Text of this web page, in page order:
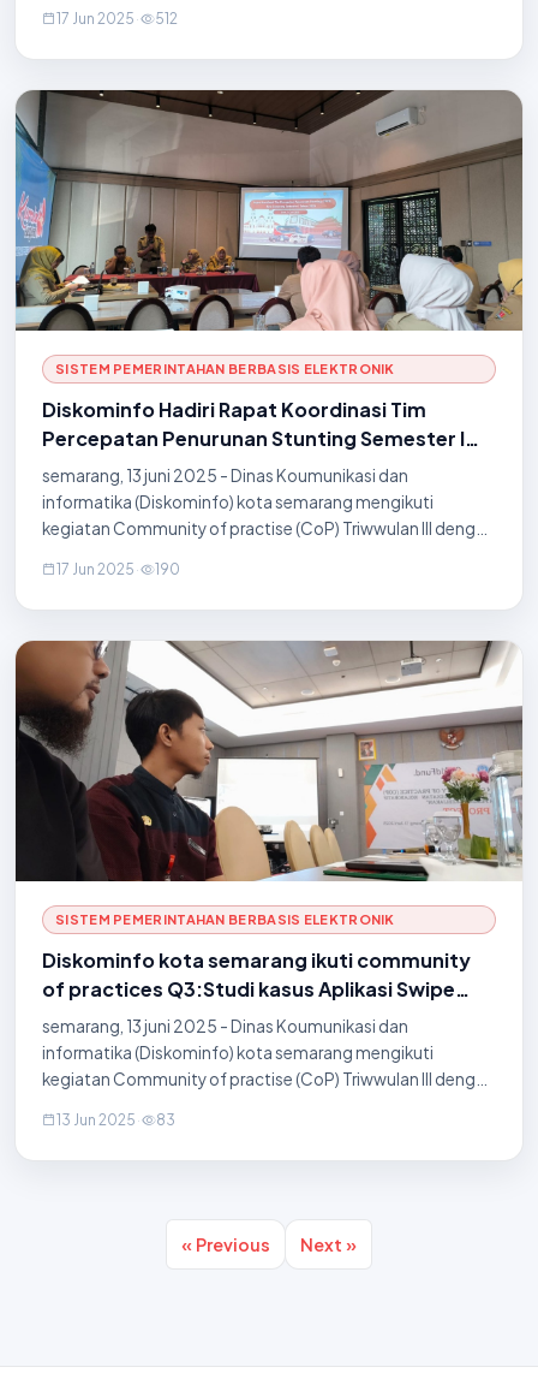
17 Jun 2025 · 512
SISTEM PEMERINTAHAN BERBASIS ELEKTRONIK
Diskominfo Hadiri Rapat Koordinasi Tim
Percepatan Penurunan Stunting Semester I
Tahun 2025
semarang, 13 juni 2025 - Dinas Koumunikasi dan
informatika (Diskominfo) kota semarang mengikuti
kegiatan Community of practise (CoP) Triwwulan III dengan
13 juni 2025. kegiatan ini mengangkat Aplika
17 Jun 2025 · 190
SISTEM PEMERINTAHAN BERBASIS ELEKTRONIK
Diskominfo kota semarang ikuti community
of practices Q3:Studi kasus Aplikasi Swipe
safe dalam penerapan safety by Design
semarang, 13 juni 2025 - Dinas Koumunikasi dan
informatika (Diskominfo) kota semarang mengikuti
kegiatan Community of practise (CoP) Triwwulan III dengan
13 juni 2025. kegiatan ini mengangkat Aplika
13 Jun 2025 · 83
« Previous Next »